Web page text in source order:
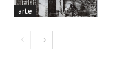
arte